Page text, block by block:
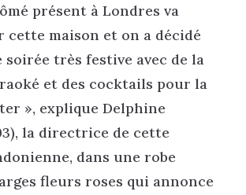
présent à Londres va
cette maison et on a décidé
soirée très festive avec de la
et des cocktails pour la
», explique Delphine
la directrice de cette
dans une robe
fleurs roses qui annonce